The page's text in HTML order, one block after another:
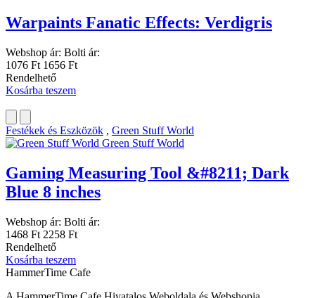
Warpaints Fanatic Effects: Verdigris
Webshop ár: Bolti ár:
1076 Ft 1656 Ft
Rendelhető
Kosárba teszem
Festékek és Eszközök , Green Stuff World
Green Stuff World
Gaming Measuring Tool &#8211; Dark
Blue 8 inches
Webshop ár: Bolti ár:
1468 Ft 2258 Ft
Rendelhető
Kosárba teszem
HammerTime Cafe